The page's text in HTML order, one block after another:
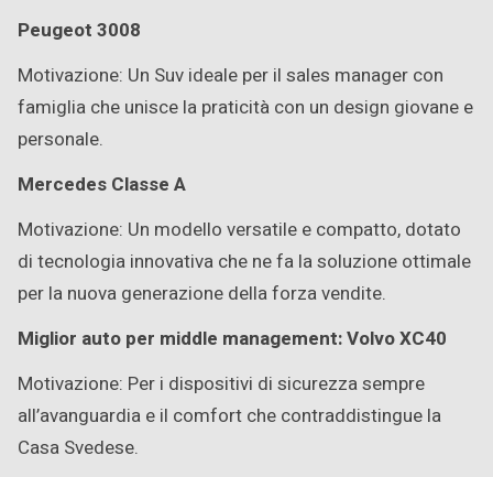
Peugeot 3008
Motivazione: Un Suv ideale per il sales manager con
famiglia che unisce la praticità con un design giovane e
personale.
Mercedes Classe A
Motivazione: Un modello versatile e compatto, dotato
di tecnologia innovativa che ne fa la soluzione ottimale
per la nuova generazione della forza vendite.
Miglior auto per middle management: Volvo XC40
Motivazione: Per i dispositivi di sicurezza sempre
all’avanguardia e il comfort che contraddistingue la
Casa Svedese.